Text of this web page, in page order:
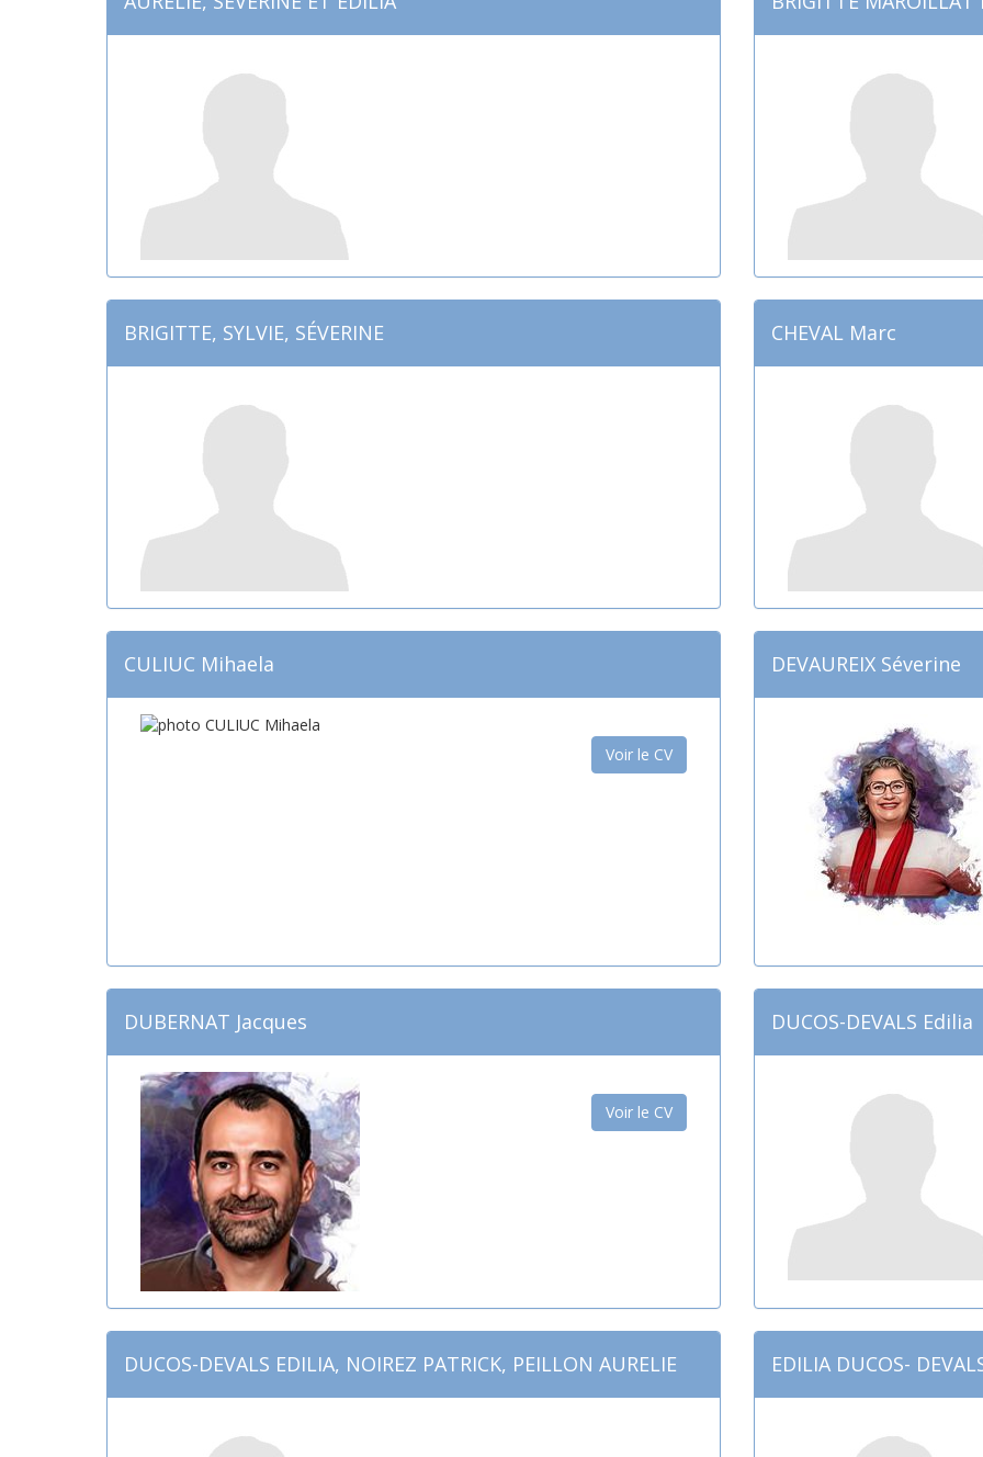
BRIGITTE, SYLVIE, SÉVERINE CHEVAL Marc
CULIUC Mihaela
Voir le CV
DEVAUREIX Séverine
DUBERNAT Jacques
Voir le CV
DUCOS-DEVALS Edilia
DUCOS-DEVALS EDILIA, NOIREZ PATRICK, PEILLON AURELIE EDILIA DUCOS-